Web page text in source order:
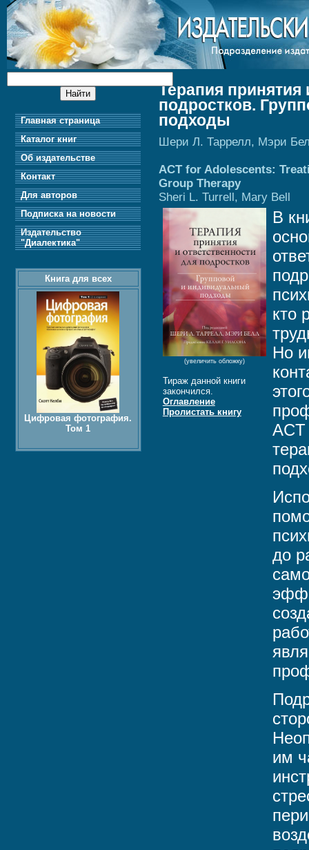
Терапия принятия
подростков.
подходы
Шери Л. Таррелл, Мэри
ACT for Adolescents:
Group Therapy
Sheri L. Turrell, Mary Bell
(увеличить обложку)
Тираж данной книги
закончился.
Оглавление
Пролистать книгу
В
кто
Но
до
им
Главная страница
Каталог книг
Об издательстве
Контакт
Для авторов
Подписка на новости
Издательство
"Диалектика"
Книга для всех
Цифровая фотография.
Том 1